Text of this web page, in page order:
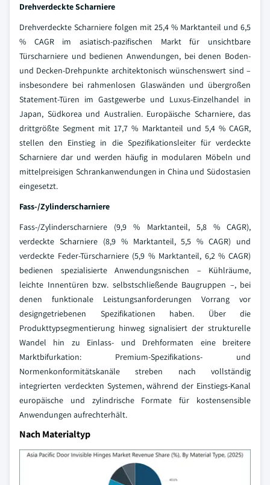
Drehverdeckte Scharniere
Drehverdeckte Scharniere folgen mit 25,4 % Marktanteil und 6,5
% CAGR im asiatisch-pazifischen Markt für unsichtbare
Türscharniere und bedienen Anwendungen, bei denen Boden-
und Decken-Drehpunkte architektonisch wünschenswert sind –
insbesondere bei rahmenlosen Glaswänden und übergroßen
Statement-Türen im Gastgewerbe und Luxus-Einzelhandel in
Japan, Südkorea und Australien. Europäische Scharniere, das
drittgrößte Segment mit 17,7 % Marktanteil und 5,4 % CAGR,
stellen den Einstieg in die Spezifikationsleiter für verdeckte
Scharniere dar und werden häufig in modularen Möbeln und
mittelpreisigen Schrankanwendungen in China und Südostasien
eingesetzt.
Fass-/Zylinderscharniere
Fass-/Zylinderscharniere (9,9 % Marktanteil, 5,8 % CAGR),
verdeckte Scharniere (8,9 % Marktanteil, 5,5 % CAGR) und
verdeckte Feder-Türscharniere (5,9 % Marktanteil, 6,2 % CAGR)
bedienen spezialisierte Anwendungsnischen – Kühlräume,
leichte Innentüren bzw. selbstschließende Baugruppen –, bei
denen funktionale Leistungsanforderungen Vorrang vor
designgetriebenen Spezifikationen haben. Über die
Produkttypsegmentierung hinweg signalisiert der strukturelle
Wandel hin zu Einlass- und Drehformaten eine breitere
Marktbifurkation: Premium-Spezifikations- und
Normenkonformitätskanäle streben nach vollständig
integrierten verdeckten Systemen, während der Einstiegs-Kanal
europäische und zylindrische Formate für kostensensible
Anwendungen aufrechterhält.
Nach Materialtyp